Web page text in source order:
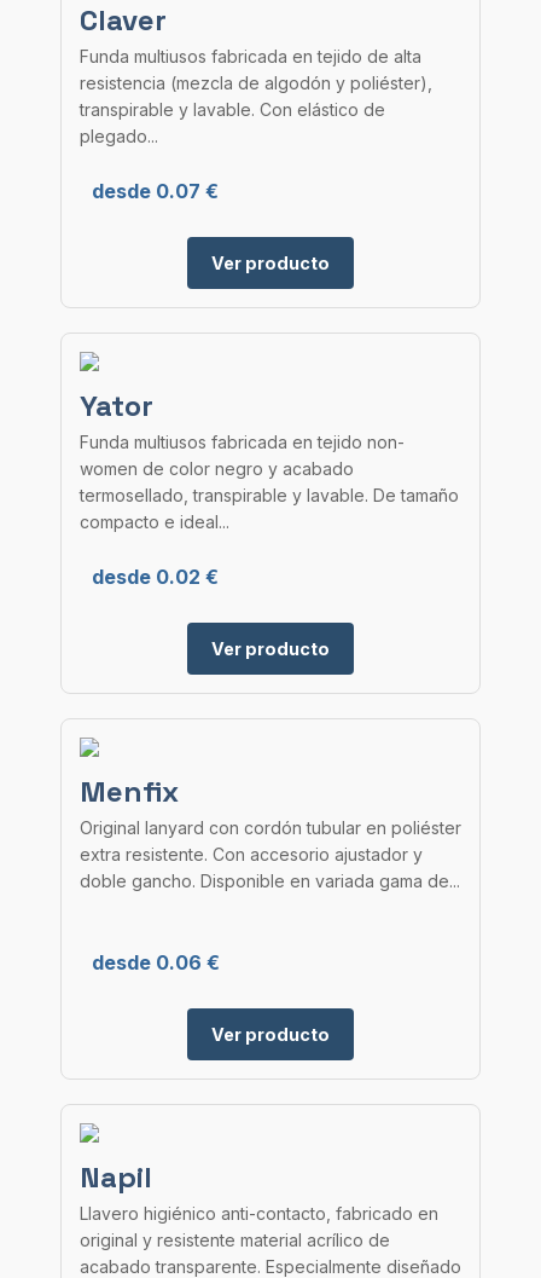
Claver
Funda multiusos fabricada en tejido de alta
resistencia (mezcla de algodón y poliéster),
transpirable y lavable. Con elástico de
plegado...
desde 0.07 €
Ver producto
Yator
Funda multiusos fabricada en tejido non-
women de color negro y acabado
termosellado, transpirable y lavable. De tamaño
compacto e ideal...
desde 0.02 €
Ver producto
Menfix
Original lanyard con cordón tubular en poliéster
extra resistente. Con accesorio ajustador y
doble gancho. Disponible en variada gama de...
desde 0.06 €
Ver producto
Napil
Llavero higiénico anti-contacto, fabricado en
original y resistente material acrílico de
acabado transparente. Especialmente diseñado